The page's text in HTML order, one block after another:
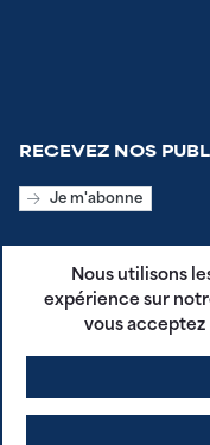
RECEVEZ NOS
Je m'abonne
SUIVEZ-NOUS SUR
Nous utilisons
expérience sur
vous